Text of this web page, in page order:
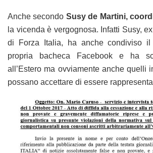
Anche secondo Susy de Martini,
la vicenda è vergognosa. Infatti Susy,
di Forza Italia, ha anche condiviso
propria bacheca Facebook e ha
all’Estero ma ovviamente anche quelli
possano accettare di essere